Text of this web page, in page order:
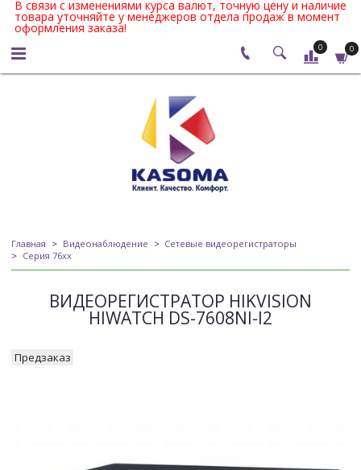
В связи с изменениями курса валют, точную цену и наличие
товара уточняйте у менеджеров отдела продаж в момент
оформления заказа!
0 0
Главная Видеонаблюдение
Сетевые видеорегистраторы
Серия 76xx
ВИДЕОРЕГИСТРАТОР HIKVISION
HIWATCH DS-7608NI-I2
Предзаказ